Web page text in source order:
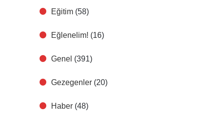
Eğitim (58)
Eğlenelim! (16)
Genel (391)
Gezegenler (20)
Haber (48)